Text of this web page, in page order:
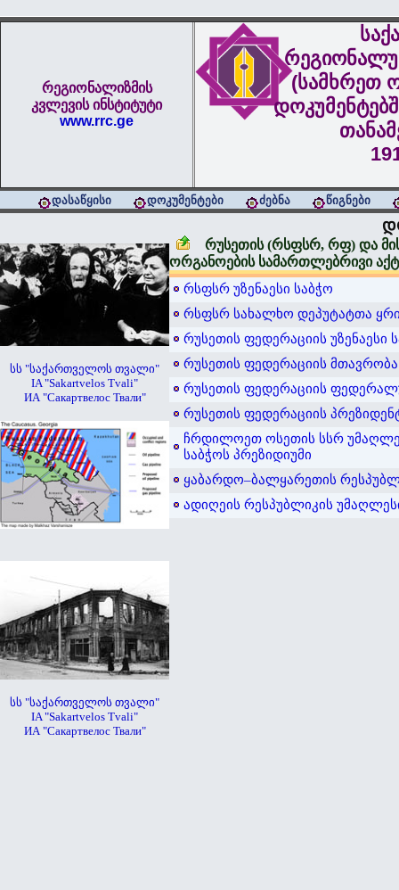
რეგიონალიზმის
კვლევის ინსტიტუტი
www.rrc.ge
(სამხრეთ
დასაწყისი დოკუმენტები ძებნა წიგნები
სს "საქართველოს თვალი"
IA "Sakartvelos Tvali"
ИА "Сакартвелос Твали"
სს "საქართველოს თვალი"
IA "Sakartvelos Tvali"
ИА "Сакартвелос Твали"
რუსეთის (რსფსრ, რფ) და
ორგანოების სამართლებრივი
რსფსრ უზენაესი საბჭო
რსფსრ სახალხო დეპუტატთა
რუსეთის ფედერაციის უზენაესი
რუსეთის ფედერაციის მთავრობა
რუსეთის ფედერაციის
რუსეთის ფედერაციის
ჩრდილოეთ ოსეთის სსრ
საბჭოს პრეზიდიუმი
ყაბარდო–ბალყარეთის
ადიღეის რესპუბლიკის